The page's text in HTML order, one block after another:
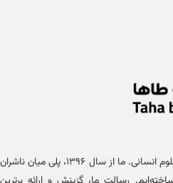
خانه کتاب طاها، مرجع تخصصی آثار علوم انسانی. ما از سال ۱۳۹۶، پلی میان ناشران